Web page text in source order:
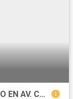
DEPARTAMENTO 5 ° PISO DE ESTRENO EN AV. COLIBRÍES FRENTE A PARQUE